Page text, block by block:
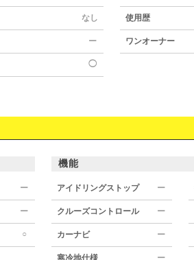
なし 使用歴
ー ワンオーナー
◯
ー
ー
○
機能
アイドリングストップ ー
クルーズコントロール ー
カーナビ ー